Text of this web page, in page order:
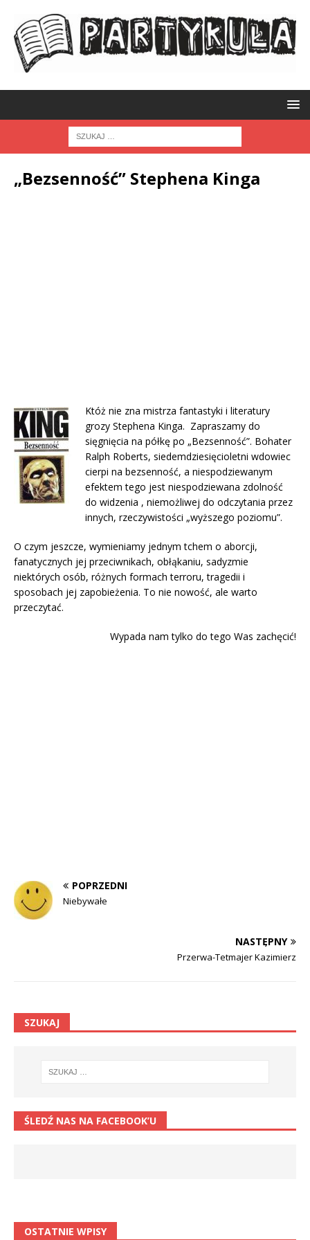
„Bezsenność” Stephena Kinga
Któż nie zna mistrza fantastyki i literatury
grozy Stephena Kinga. Zapraszamy do
sięgnięcia na półkę po „Bezsenność”. Bohater
Ralph Roberts, siedemdziesięcioletni wdowiec
cierpi na bezsenność, a niespodziewanym
efektem tego jest niespodziewana zdolność
do widzenia , niemożliwej do odczytania przez
innych, rzeczywistości „wyższego poziomu”.
O czym jeszcze, wymieniamy jednym tchem o aborcji,
fanatycznych jej przeciwnikach, obłąkaniu, sadyzmie
niektórych osób, różnych formach terroru, tragedii i
sposobach jej zapobieżenia. To nie nowość, ale warto
przeczytać.
Wypada nam tylko do tego Was zachęcić!
POPRZEDNI
Niebywałe
NASTĘPNY
Przerwa-Tetmajer Kazimierz
SZUKAJ
ŚLEDŹ NAS NA FACEBOOK’U
OSTATNIE WPISY